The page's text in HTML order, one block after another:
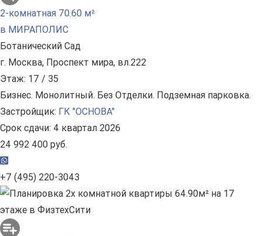
2-комнатная 70.60 м²
в МИРАПОЛИС
Ботанический Сад
г. Москва, Проспект мира, вл.222
Этаж: 17 / 35
Бизнес. Монолитный. Без Отделки. Подземная парковка.
Застройщик: ГК "ОСНОВА"
Срок сдачи: 4 квартал 2026
24 992 400 руб.
+7 (495) 220-3043